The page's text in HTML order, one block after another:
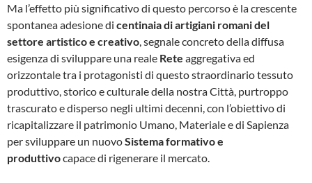
Ma l’effetto più significativo di questo percorso è la crescente
spontanea adesione di centinaia di artigiani romani del
settore artistico e creativo,segnale concreto della diffusa
esigenza di sviluppare una reale Rete aggregativa ed
orizzontale tra i protagonisti di questo straordinario tessuto
produttivo, storico e culturale della nostra Città, purtroppo
trascurato e disperso negli ultimi decenni, con l’obiettivo di
ricapitalizzare il patrimonio Umano, Materiale e di Sapienza
per sviluppare un nuovoSistema formativo e
produttivocapace di rigenerare il mercato.